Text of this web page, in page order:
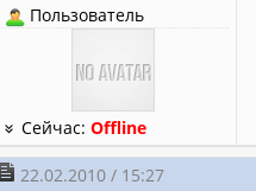
Пользователь
Сейчас:Offline
22.02.2010 / 15:27